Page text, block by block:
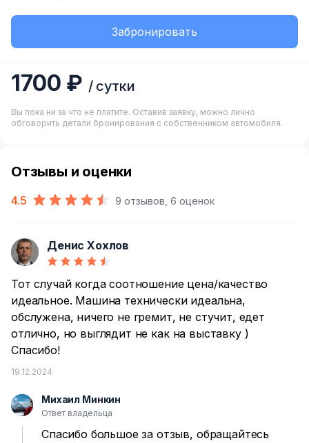
Забронировать
1700 ₽ / сутки
Вы пока ни за что не платите. Оставив заявку, можно лично
обговорить детали бронирования с собственником автомобиля.
Отзывы и оценки
4.5 9 отзывов, 6 оценок
Д Денис Хохлов
Тот случай когда соотношение цена/качество
идеальное. Машина технически идеальна,
обслужена, ничего не гремит, не стучит, едет
отлично, но выглядит не как на выставку )
Спасибо!
19.12.2024
М Михаил Минкин
Ответ владельца
Спасибо большое за отзыв, обращайтесь